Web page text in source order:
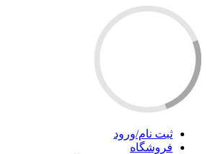
ثبت نام/ورود
فروشگاه